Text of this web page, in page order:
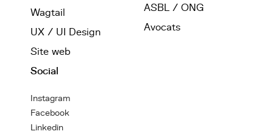
Wagtail
UX / UI Design
Site web
ASBL / ONG
Avocats
Social
Instagram
Facebook
Linkedin